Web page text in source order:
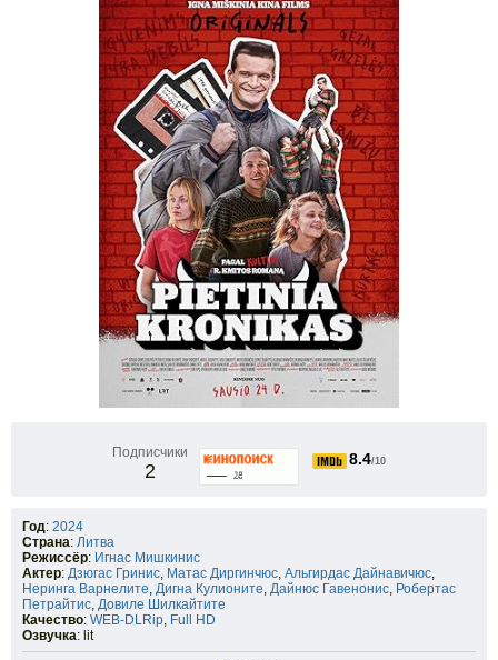
Подписчики
2
8.4/10
Год: 2024
Страна: Литва
Режиссёр: Игнас Мишкинис
Актер: Дзюгас Гринис, Матас Диргинчюс, Альгирдас Дайнавичюс,
Неринга Варнелите, Дигна Кулионите, Дайнюс Гавенонис, Робертас
Петрайтис, Довиле Шилкайтите
Качество: WEB-DLRip, Full HD
Озвучка: lit